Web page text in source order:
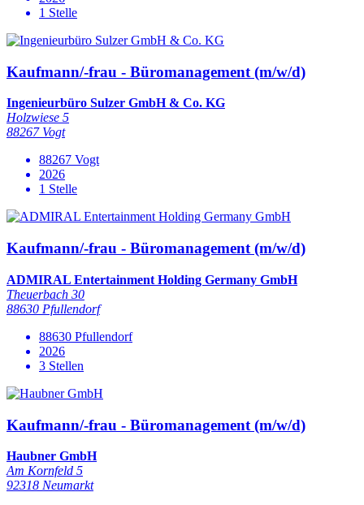
1 Stelle
Kaufmann/-frau - Büromanagement (m/w/d)
Ingenieurbüro Sulzer GmbH & Co. KG
Holzwiese 5
88267 Vogt
88267 Vogt
2026
1 Stelle
Kaufmann/-frau - Büromanagement (m/w/d)
ADMIRAL Entertainment Holding Germany GmbH
Theuerbach 30
88630 Pfullendorf
88630 Pfullendorf
2026
3 Stellen
Kaufmann/-frau - Büromanagement (m/w/d)
Haubner GmbH
Am Kornfeld 5
92318 Neumarkt